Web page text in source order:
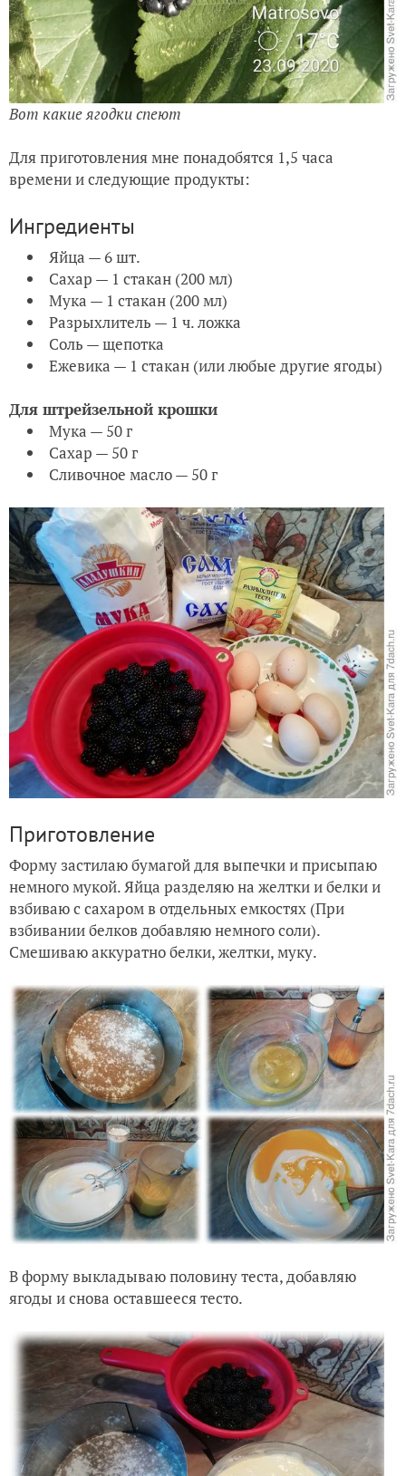
Вот какие ягодки спеют
Для приготовления мне понадобятся 1,5 часа
времени и следующие продукты:
Ингредиенты
Яйца — 6 шт.
Сахар — 1 стакан (200 мл)
Мука — 1 стакан (200 мл)
Разрыхлитель — 1 ч. ложка
Соль — щепотка
Ежевика — 1 стакан (или любые другие ягоды)
Для штрейзельной крошки
Мука — 50 г
Сахар — 50 г
Сливочное масло — 50 г
Приготовление
Форму застилаю бумагой для выпечки и присыпаю
немного мукой. Яйца разделяю на желтки и белки и
взбиваю с сахаром в отдельных емкостях (При
взбивании белков добавляю немного соли).
Смешиваю аккуратно белки, желтки, муку.
В форму выкладываю половину теста, добавляю
ягоды и снова оставшееся тесто.